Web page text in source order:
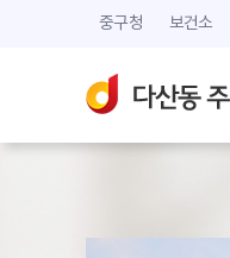
중구청 보건소